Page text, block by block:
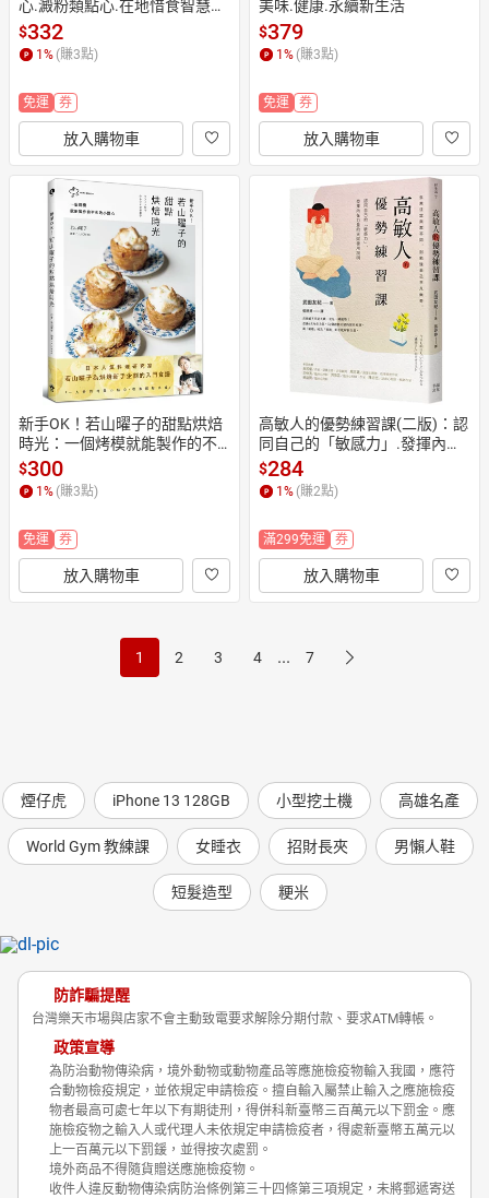
心.澱粉類點心.在地惜食智慧與
手工氣
$332
1% (賺3點)
免運 券
放入購物車
美味.健康.永續新生活
$379
1% (賺3點)
免運 券
放入購物車
新手OK！若山曜子的甜點烘焙
時光：一個烤模就能製作的不
失敗小點
$300
1 % (賺3點)
免運 券
放入購物車
高敏人的優勢練習課(二版)：認
同自己的「敏感力」.發揮內在
力量
$284
1 % (賺2點)
滿299免運 券
放入購物車
1 2 3 4 ... 7
煙仔虎 iPhone 13 128GB 小型挖土機 高雄名產
World Gym 教練課 女睡衣 招財長夾 男懶人鞋
短髮造型 粳米
防詐騙提醒
台灣樂天市場與店家不會主動致電要求解除分期付款、要求ATM轉帳。
政策宣導
為防治動物傳染病，境外動物或動物產品等應施檢疫物輸入我國，應符
合動物檢疫規定，並依規定申請檢疫。擅自輸入屬禁止輸入之應施檢疫
物者最高可處七年以下有期徒刑，得併科新臺幣三百萬元以下罰金。應
施檢疫物之輸入人或代理人未依規定申請檢疫者，得處新臺幣五萬元以
上一百萬元以下罰鍰，並得按次處罰。
境外商品不得隨貨贈送應施檢疫物。
收件人違反動物傳染病防治條例第三十四條第三項規定，未將郵遞寄送